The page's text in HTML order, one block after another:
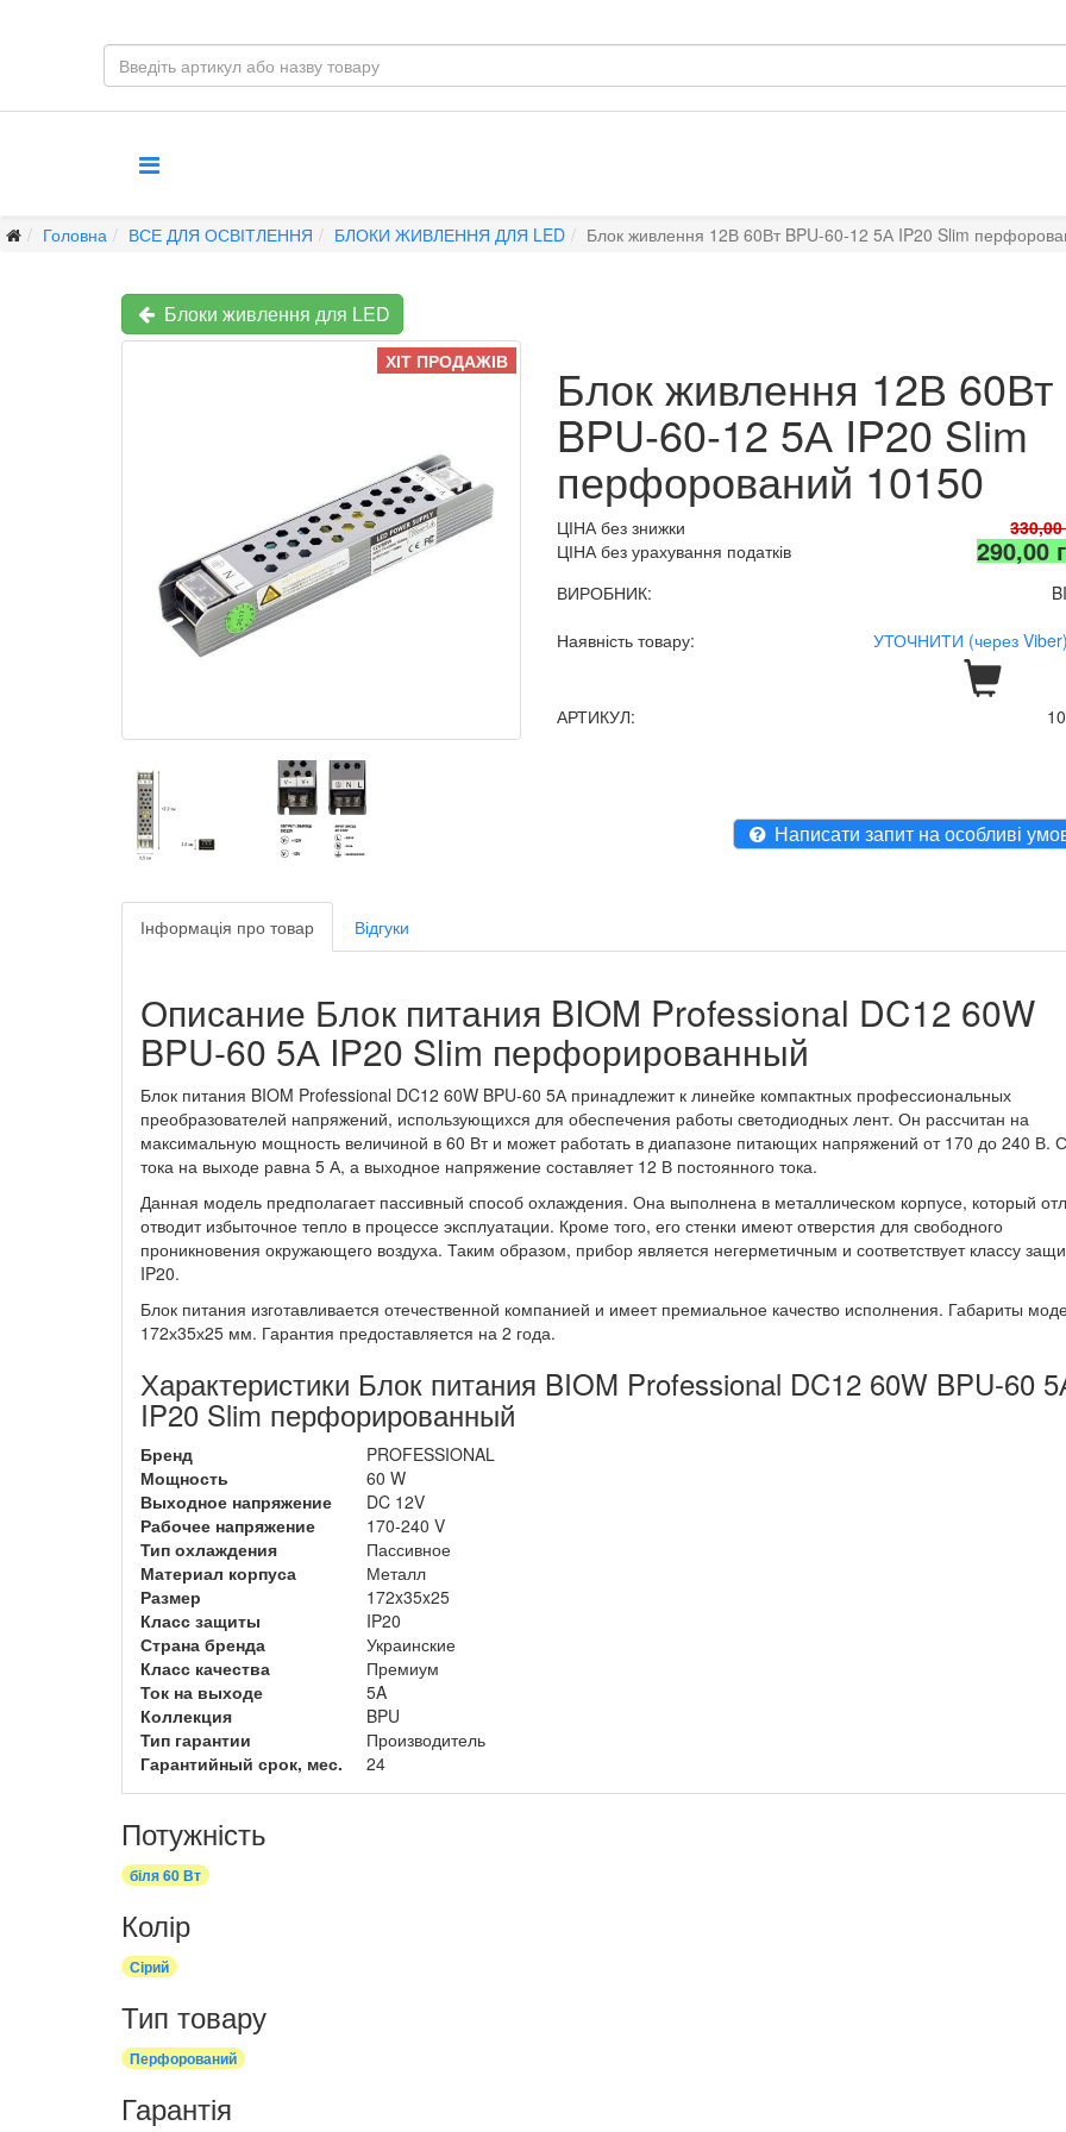
Головна ВСЕ ДЛЯ ОСВІТЛЕННЯ БЛОКИ ЖИВЛЕННЯ ДЛЯ LED Блок живлення 12В 60Вт BPU-60-12 5А IP20 Slim
Блоки живлення для LED
ХІТ ПРОДАЖІВ Блок живлення 12В 60Вт
BPU-60-12 5А IP20 Slim
перфорований 10150
ЦІНА без знижки
ЦІНА без урахування податків
290,00
ВИРОБНИК:
Наявність товару:
УТОЧНИТИ (через
АРТИКУЛ:
Написати запит на особливі
Інформація про товар Відгуки
Описание Блок питания BIOM Professional DC12 60W
BPU-60 5А IP20 Slim перфорированный
Блок питания BIOM Professional DC12 60W BPU-60 5А принадлежит к линейке компактных профессиональных
преобразователей напряжений, использующихся для обеспечения работы светодиодных лент. Он рассчитан на
максимальную мощность величиной в 60 Вт и может работать в диапазоне питающих напряжений от 170 до 240 В.
тока на выходе равна 5 А, а выходное напряжение составляет 12 В постоянного тока.
Данная модель предполагает пассивный способ охлаждения. Она выполнена в металлическом корпусе, который
отводит избыточное тепло в процессе эксплуатации. Кроме того, его стенки имеют отверстия для свободного
проникновения окружающего воздуха. Таким образом, прибор является негерметичным и соответствует классу
IP20.
Блок питания изготавливается отечественной компанией и имеет премиальное качество исполнения. Габариты
172х35х25 мм. Гарантия предоставляется на 2 года.
Характеристики Блок питания BIOM Professional DC12 60W BPU-60
IP20 Slim перфорированный
Бренд
PROFESSIONAL
Мощность
60 W
Выходное напряжение
DC 12V
Рабочее напряжение
170-240 V
Тип охлаждения
Пассивное
Материал корпуса
Металл
Размер
172x35x25
Класс защиты
IP20
Страна бренда
Украинские
Класс качества
Премиум
Ток на выходе
5A
Коллекция
BPU
Тип гарантии
Производитель
Гарантийный срок, мес. 24
Потужність
біля 60 Вт
Колір
Сірий
Тип товару
Перфорований
Гарантія